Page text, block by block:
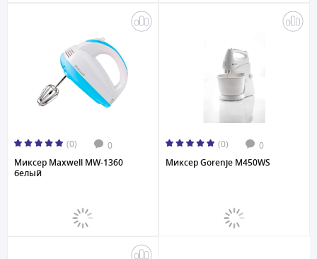
(0) 0
Миксер Maxwell MW-1360
белый
(0) 0
Миксер Gorenje M450WS